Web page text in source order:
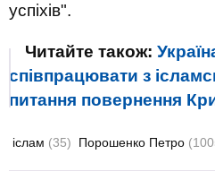
успіхів".
Читайте також:
співпрацювати з
питання повернення
іслам (35) Порошенко Петро